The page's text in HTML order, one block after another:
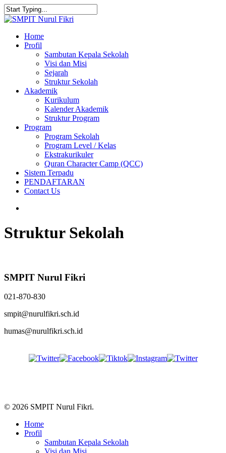
Skip
to
content
Close
search
Menu
Home
Profil
Sambutan Kepala Sekolah
Visi dan Misi
Sejarah
Struktur Sekolah
Akademik
Kurikulum
Kalender Akademik
Struktur Program
Program
Program Sekolah
Program Level / Kelas
Ekstrakurikuler
Quran Character Camp (QCC)
Sistem Terpadu
PENDAFTARAN
Contact Us
Struktur Sekolah
SMPIT Nurul Fikri
021-870-830
smpit@nurulfikri.sch.id
humas@nurulfikri.sch.id
© 2026 SMPIT Nurul Fikri.
Close
Menu
Home
Profil
Sambutan Kepala Sekolah